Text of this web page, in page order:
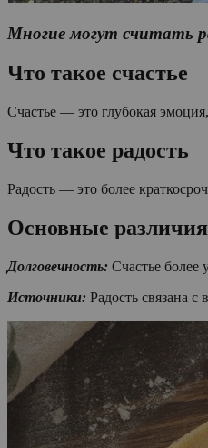
Многие могут считать
Что такое счастье
Счастье — это глубокая
Что такое радость
Радость — это более
Основные различия
Долговечность: Счастье более
Источники: Радость связана